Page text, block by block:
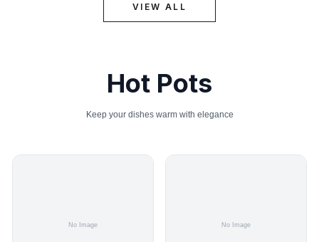
VIEW ALL
Hot Pots
Keep your dishes warm with elegance